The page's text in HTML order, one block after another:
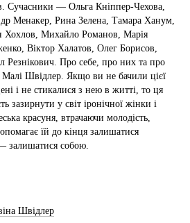
Сучасники — Ольга Кніппер-Чехова,
Менакер, Рина Зелена, Тамара Ханум,
Хохлов, Михайло Романов, Марія
Віктор Халатов, Олег Борисов,
Резнікович. Про себе, про них та про
Швідлер. Якщо ви не бачили цієї
і не стикалися з нею в житті, то ця
зазирнути у світ іронічної жінки і
красуня, втрачаючи молодість,
їй до кінця залишатися
залишатися собою.
Швідлер